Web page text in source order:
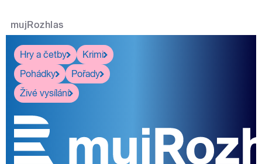
mujRozhlas
Hry a četby
Krimi
Pohádky
Pořady
Živé vysílání